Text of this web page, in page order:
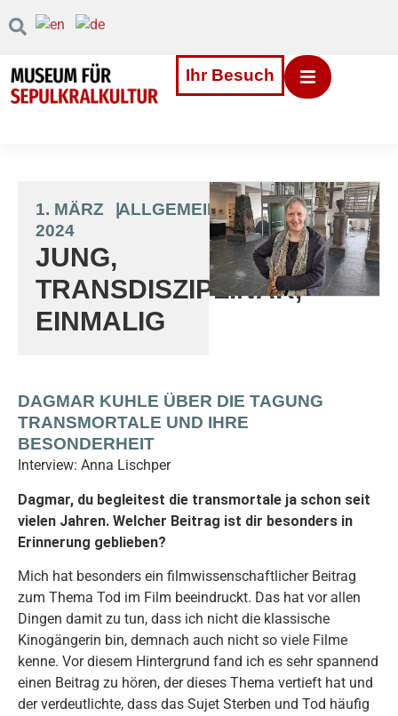
Inhalt Direkt
zum
zum
Footer
Ihr Besuch
1. MÄRZ
2024
|ALLGEMEIN
JUNG,
TRANSDISZIPLINÄR,
EINMALIG
DAGMAR KUHLE ÜBER DIE TAGUNG
TRANSMORTALE UND IHRE
BESONDERHEIT
Interview: Anna Lischper
Dagmar, du begleitest die transmortale ja schon seit
vielen Jahren. Welcher Beitrag ist dir besonders in
Erinnerung geblieben?
Mich hat besonders ein filmwissenschaftlicher Beitrag
zum Thema Tod im Film beeindruckt. Das hat vor allen
Dingen damit zu tun, dass ich nicht die klassische
Kinogängerin bin, demnach auch nicht so viele Filme
kenne. Vor diesem Hintergrund fand ich es sehr spannend
einen Beitrag zu hören, der dieses Thema vertieft hat und
der verdeutlichte, dass das Sujet Sterben und Tod häufig